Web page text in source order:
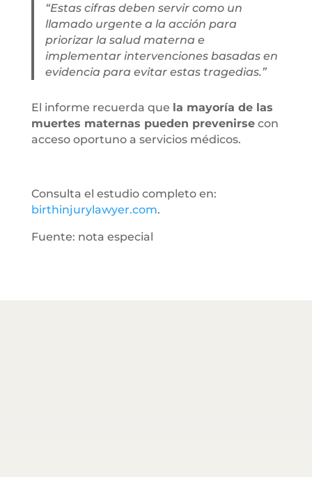
“Estas cifras deben servir como un
llamado urgente a la acción para
priorizar la salud materna e
implementar intervenciones basadas en
evidencia para evitar estas tragedias.”
El informe recuerda que la mayoría de las
muertes maternas pueden prevenirsecon
acceso oportuno a servicios médicos.
Consulta el estudio completo en:
birthinjurylawyer.com.
Fuente: nota especial